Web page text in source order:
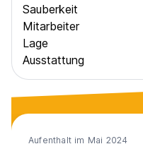
Sauberkeit
Mitarbeiter
Lage
Ausstattung
Aufenthalt im Mai 2024